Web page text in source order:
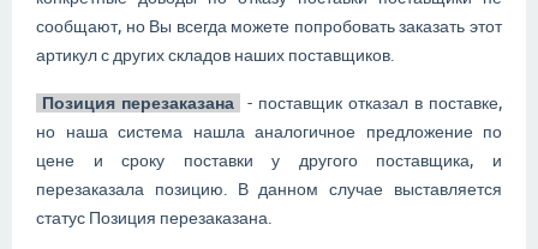
сообщают, но Вы всегда можете попробовать заказать этот
артикул с других складов наших поставщиков.
Позиция перезаказана
- поставщик отказал в поставке,
но наша система нашла аналогичное предложение по
цене и сроку поставки у другого поставщика, и
перезаказала позицию. В данном случае выставляется
статус Позиция перезаказана.